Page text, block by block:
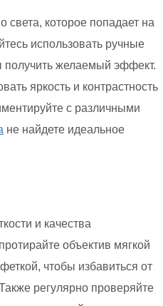
света, которое попадает на
использовать ручные
получить желаемый эффект.
яркость и контрастность
с различными
не найдете идеальное
и качества
объектив мягкой
чтобы избавиться от
регулярно проверяйте